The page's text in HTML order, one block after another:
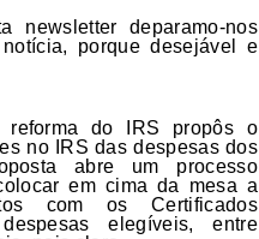
newsletter deparamo-nos
porque desejável e
do IRS propôs o
no IRS das despesas dos
abre um processo
em cima da mesa a
com os Certificados
elegíveis, entre